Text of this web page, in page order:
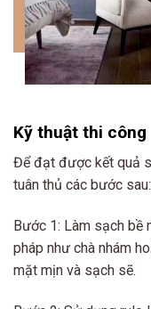
Kỹ thuật thi công
Để đạt được kết quả
tuân thủ các bước sau:
Bước 1: Làm sạch bề
pháp như chà nhám
mặt mịn và sạch sẽ.